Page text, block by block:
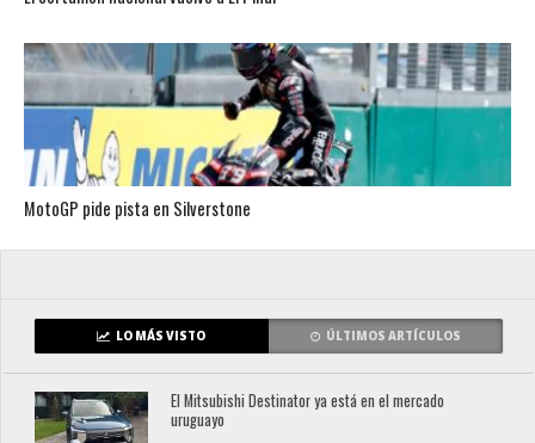
MotoGP pide pista en Silverstone
LO MÁS VISTO ÚLTIMOS ARTÍCULOS
El Mitsubishi Destinator ya está en el mercado
uruguayo